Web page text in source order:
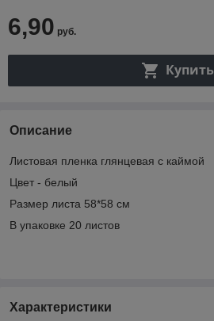
6,90 руб.
Купить
Описание
Листовая пленка глянцевая с каймой
Цвет - белый
Размер листа 58*58 см
В упаковке 20 листов
Характеристики